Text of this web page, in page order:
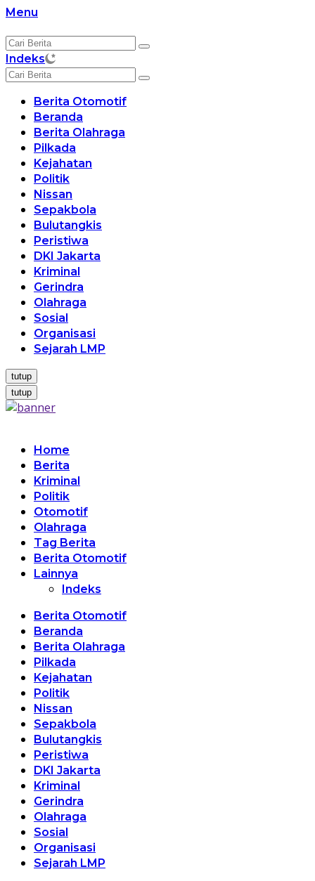
Langsung
konten
Menu
Indeks
Berita Otomotif
Beranda
Berita Olahraga
Pilkada
Kejahatan
Politik
Nissan
Sepakbola
Bulutangkis
Peristiwa
DKI Jakarta
Kriminal
Gerindra
Olahraga
Sosial
Organisasi
Sejarah LMP
tutup
tutup
Home
Berita
Kriminal
Politik
Otomotif
Olahraga
Tag Berita
Berita Otomotif
Lainnya
Indeks
Berita Otomotif
Beranda
Berita Olahraga
Pilkada
Kejahatan
Politik
Nissan
Sepakbola
Bulutangkis
Peristiwa
DKI Jakarta
Kriminal
Gerindra
Olahraga
Sosial
Organisasi
Sejarah LMP